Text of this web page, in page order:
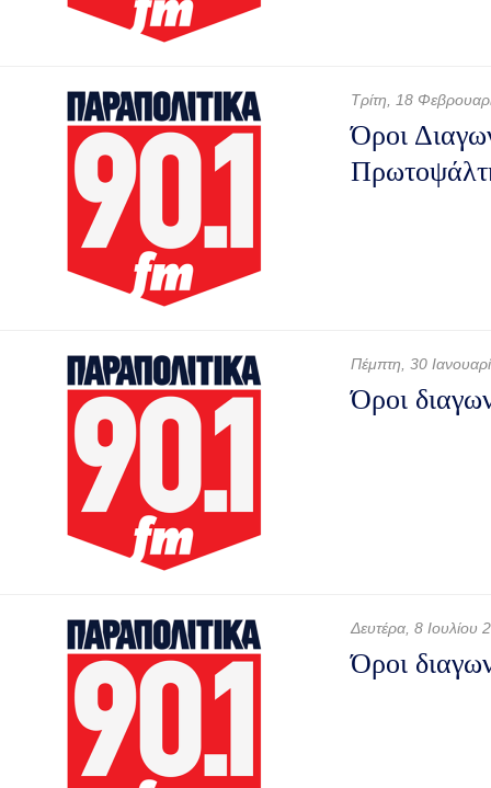
Τρίτη, 18
Όροι
Πέμπτη, 30
Όροι
Δευτέρα, 8 Ιουλίου
Όροι